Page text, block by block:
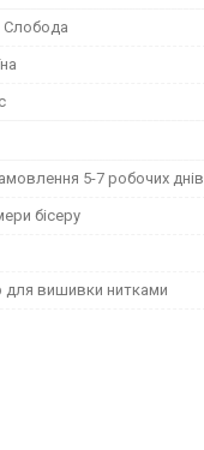
5-7 робочих днів
бісеру
для вишивки нитками